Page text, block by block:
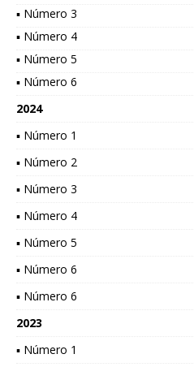
▪ Número 3
▪ Número 4
▪ Número 5
▪ Número 6
2024
▪ Número 1
▪ Número 2
▪ Número 3
▪ Número 4
▪ Número 5
▪ Número 6
▪ Número 6
2023
▪ Número 1